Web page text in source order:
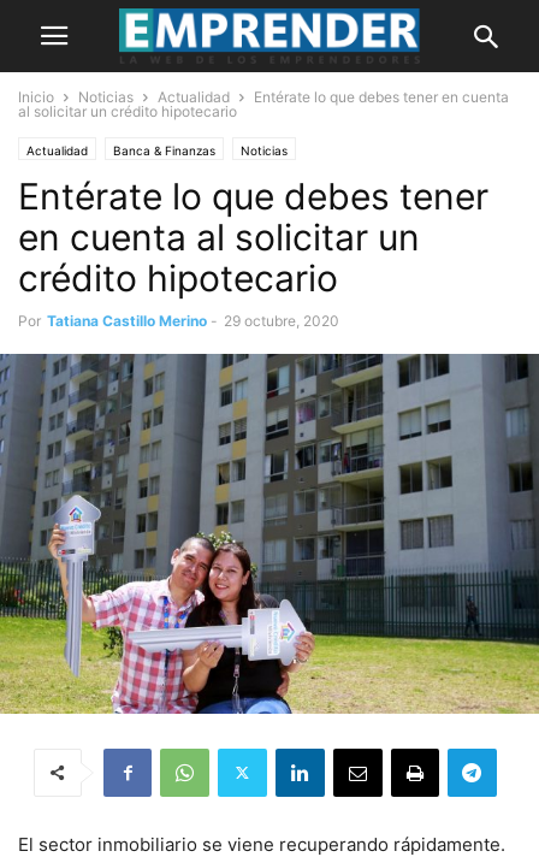
Inicio Noticias Actualidad
Entérate lo que debes tener en cuenta
al solicitar un crédito hipotecario
Actualidad Banca & Finanzas Noticias
Entérate lo que debes tener
en cuenta al solicitar un
crédito hipotecario
Por Tatiana Castillo Merino - 29 octubre, 2020
El sector inmobiliario se viene recuperando rápidamente.